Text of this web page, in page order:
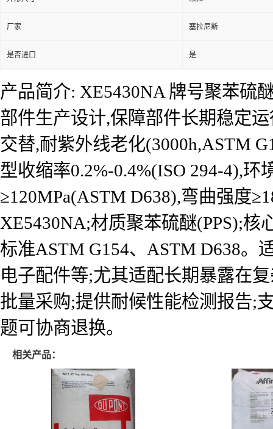
厂家 塞拉尼斯
是否进口 是
产品简介: XE5430NA 牌号聚苯硫
部件生产设计,保障部件长期稳定
交替,耐紫外线老化(3000h,ASTM
型收缩率0.2%-0.4%(ISO 294-4),
≥120MPa(ASTM D638),弯曲强度
XE5430NA;材质聚苯硫醚(PPS);
标准ASTM G154、ASTM D638。
电子配件等;尤其适配长期暴露在
批量采购;提供耐候性能检测报告;
题可协商退换。
相关产品：